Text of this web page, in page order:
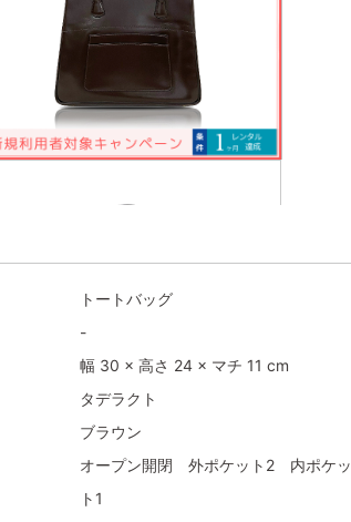
トートバッグ
-
幅 30 × 高さ 24 × マチ 11 cm
タデラクト
ブラウン
オープン開閉 外ポケット2 内ポケッ
ト1